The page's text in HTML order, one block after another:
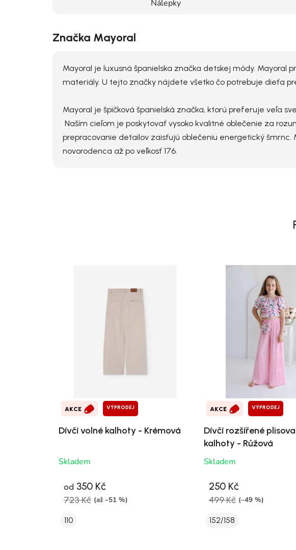
Nálepky
Značka Mayoral
Mayoral je luxusná španielska značka detskej módy.
materiály. U tejto značky nájdete všetko čo potrebuje dieťa
Mayoral je špičková španielská značka, ktorú preferuje veľa
Naším cieľom je poskytovať vysoko kvalitné oblečenie za
prepracovanie detailov zaisťujú oblečeniu energetický šmrnc.
novorodenca až po veľkosť 176.
AKCE VÝPRODEJ
Dívčí volné kalhoty - Krémová
Skladem
od 350 Kč
723 Kč (až –51 %)
110
AKCE VÝPRODEJ
Dívčí rozšířené
kalhoty - Růžová
Skladem
250 Kč
499 Kč (–49 %)
152/158